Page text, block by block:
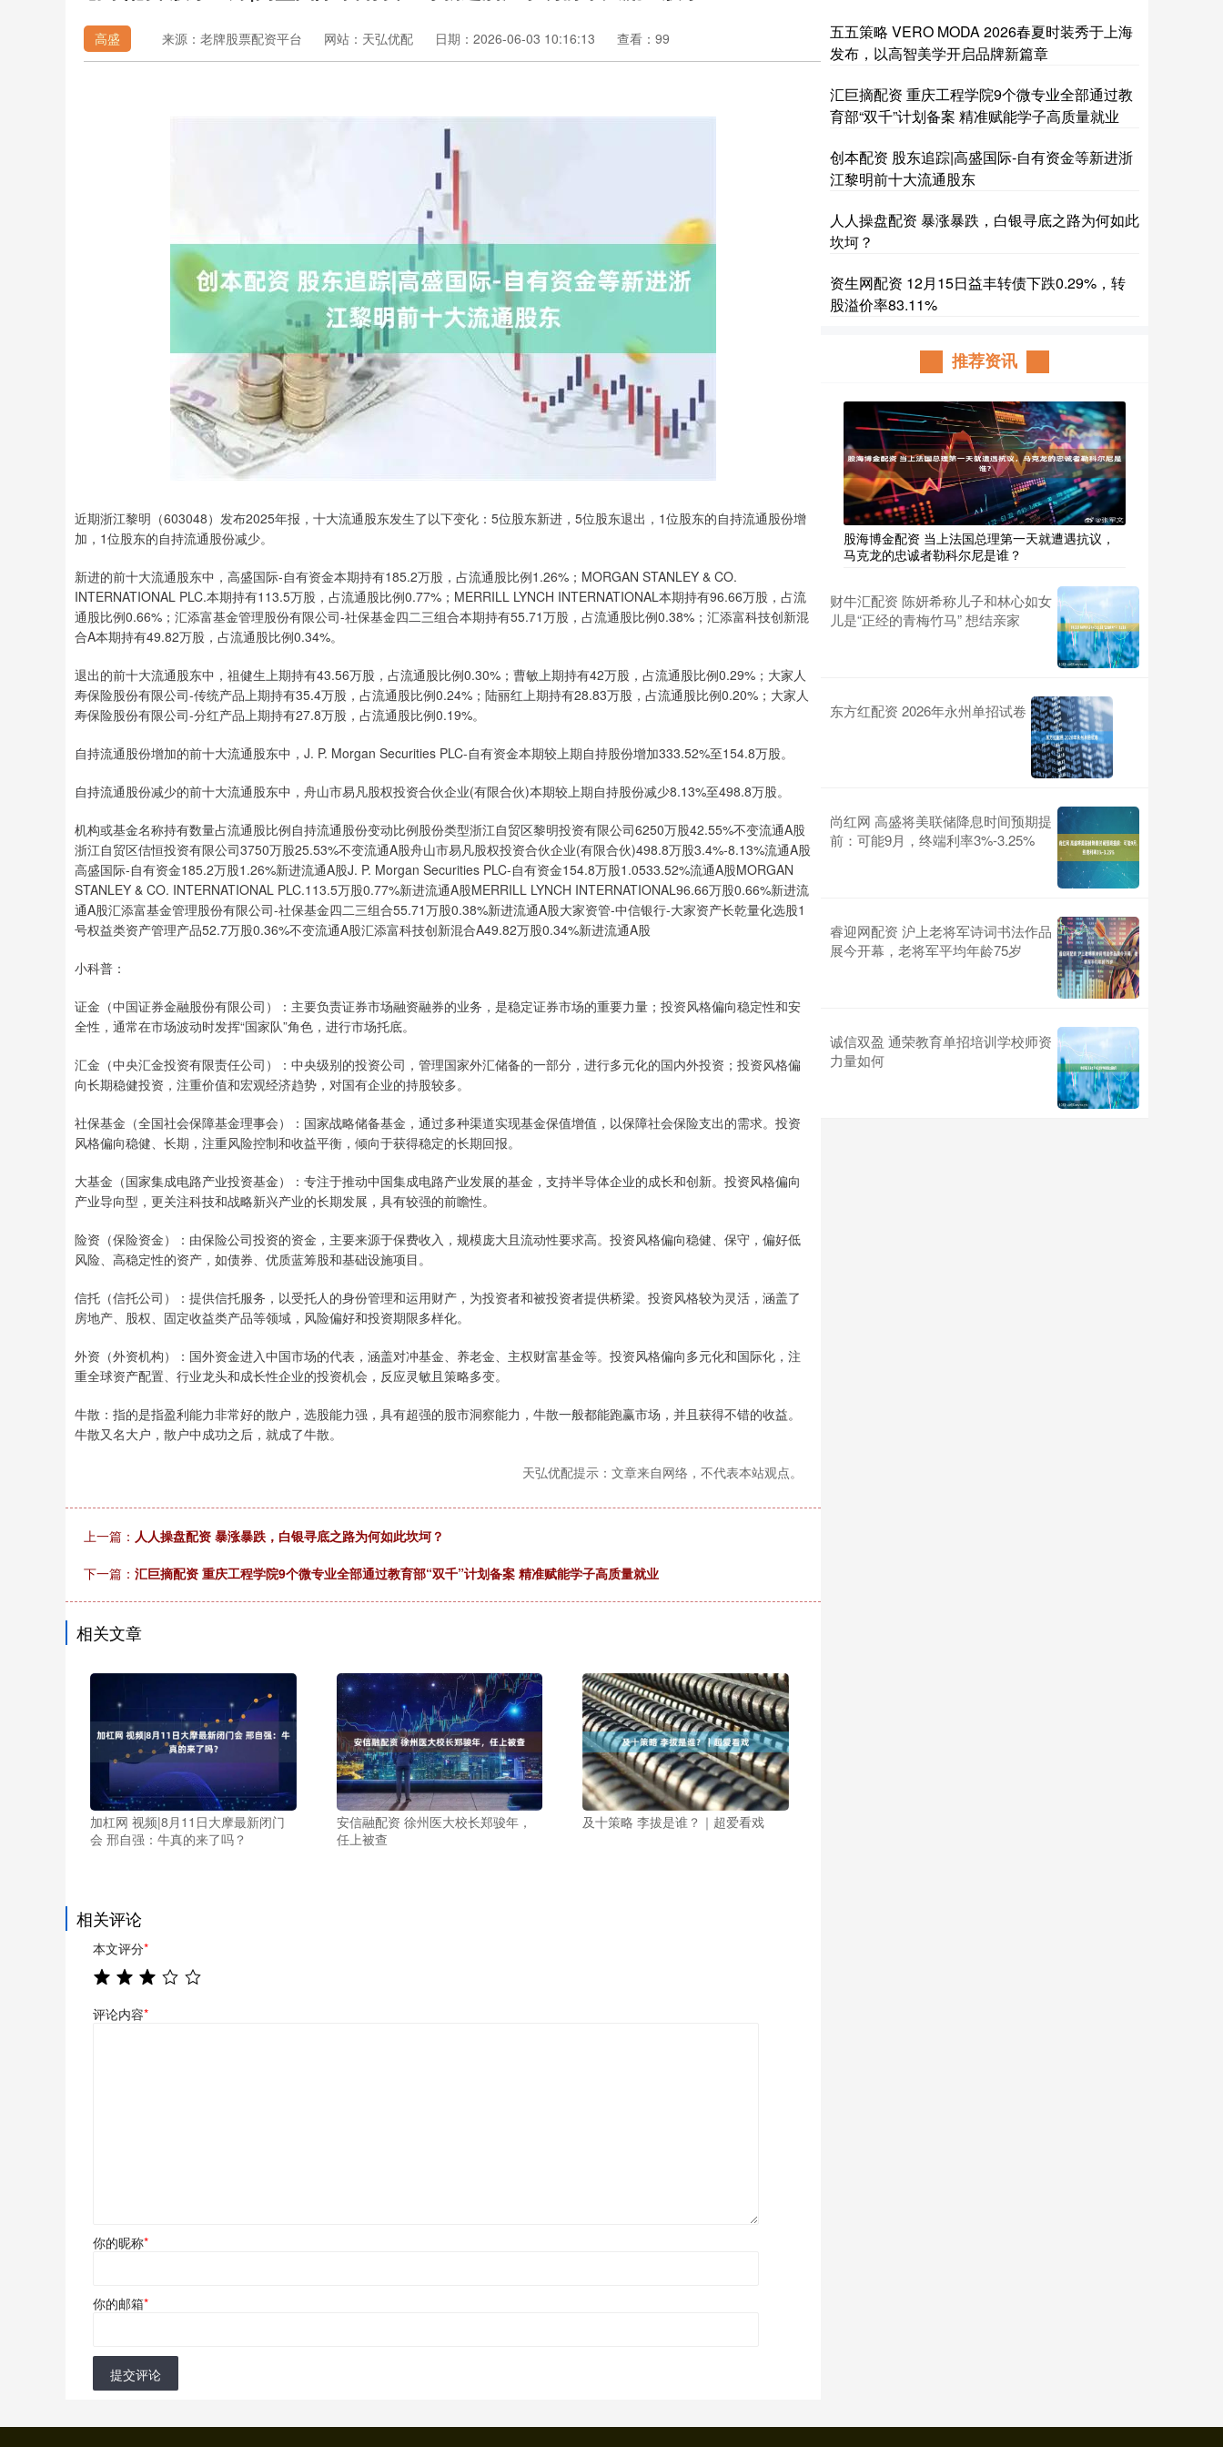
高盛 来源：老牌股票配资平台 网站：天弘优配 日期：2026-06-03 10:16:13 查看：99
近期浙江黎明（603048）发布2025年报，十大流通股东发生了以下变化：5位股东新进，5位股东退出，1位股东的自持流通股份增
加，1位股东的自持流通股份减少。
新进的前十大流通股东中，高盛国际-自有资金本期持有185.2万股，占流通股比例1.26%；MORGAN STANLEY & CO.
INTERNATIONAL PLC.本期持有113.5万股，占流通股比例0.77%；MERRILL LYNCH INTERNATIONAL本期持有96.66万股，占流
通股比例0.66%；汇添富基金管理股份有限公司-社保基金四二三组合本期持有55.71万股，占流通股比例0.38%；汇添富科技创新混
合A本期持有49.82万股，占流通股比例0.34%。
退出的前十大流通股东中，祖健生上期持有43.56万股，占流通股比例0.30%；曹敏上期持有42万股，占流通股比例0.29%；大家人
寿保险股份有限公司-传统产品上期持有35.4万股，占流通股比例0.24%；陆丽红上期持有28.83万股，占流通股比例0.20%；大家人
寿保险股份有限公司-分红产品上期持有27.8万股，占流通股比例0.19%。
自持流通股份增加的前十大流通股东中，J. P. Morgan Securities PLC-自有资金本期较上期自持股份增加333.52%至154.8万股。
自持流通股份减少的前十大流通股东中，舟山市易凡股权投资合伙企业(有限合伙)本期较上期自持股份减少8.13%至498.8万股。
机构或基金名称持有数量占流通股比例自持流通股份变动比例股份类型浙江自贸区黎明投资有限公司6250万股42.55%不变流通A股
浙江自贸区佶恒投资有限公司3750万股25.53%不变流通A股舟山市易凡股权投资合伙企业(有限合伙)498.8万股3.4%-8.13%流通A股
高盛国际-自有资金185.2万股1.26%新进流通A股J. P. Morgan Securities PLC-自有资金154.8万股1.0533.52%流通A股MORGAN
STANLEY & CO. INTERNATIONAL PLC.113.5万股0.77%新进流通A股MERRILL LYNCH INTERNATIONAL96.66万股0.66%新进流
通A股汇添富基金管理股份有限公司-社保基金四二三组合55.71万股0.38%新进流通A股大家资管-中信银行-大家资产长乾量化选股1
号权益类资产管理产品52.7万股0.36%不变流通A股汇添富科技创新混合A49.82万股0.34%新进流通A股
小科普：
证金（中国证券金融股份有限公司）：主要负责证券市场融资融券的业务，是稳定证券市场的重要力量；投资风格偏向稳定性和安
全性，通常在市场波动时发挥“国家队”角色，进行市场托底。
汇金（中央汇金投资有限责任公司）：中央级别的投资公司，管理国家外汇储备的一部分，进行多元化的国内外投资；投资风格偏
向长期稳健投资，注重价值和宏观经济趋势，对国有企业的持股较多。
社保基金（全国社会保障基金理事会）：国家战略储备基金，通过多种渠道实现基金保值增值，以保障社会保险支出的需求。投资
风格偏向稳健、长期，注重风险控制和收益平衡，倾向于获得稳定的长期回报。
大基金（国家集成电路产业投资基金）：专注于推动中国集成电路产业发展的基金，支持半导体企业的成长和创新。投资风格偏向
产业导向型，更关注科技和战略新兴产业的长期发展，具有较强的前瞻性。
险资（保险资金）：由保险公司投资的资金，主要来源于保费收入，规模庞大且流动性要求高。投资风格偏向稳健、保守，偏好低
风险、高稳定性的资产，如债券、优质蓝筹股和基础设施项目。
信托（信托公司）：提供信托服务，以受托人的身份管理和运用财产，为投资者和被投资者提供桥梁。投资风格较为灵活，涵盖了
房地产、股权、固定收益类产品等领域，风险偏好和投资期限多样化。
外资（外资机构）：国外资金进入中国市场的代表，涵盖对冲基金、养老金、主权财富基金等。投资风格偏向多元化和国际化，注
重全球资产配置、行业龙头和成长性企业的投资机会，反应灵敏且策略多变。
牛散：指的是指盈利能力非常好的散户，选股能力强，具有超强的股市洞察能力，牛散一般都能跑赢市场，并且获得不错的收益。
牛散又名大户，散户中成功之后，就成了牛散。
天弘优配提示：文章来自网络，不代表本站观点。
上一篇： 人人操盘配资 暴涨暴跌，白银寻底之路为何如此坎坷？
下一篇： 汇巨摘配资 重庆工程学院9个微专业全部通过教育部“双千”计划备案 精准赋能学子高质量就业
相关文章
加杠网 视频|8月11日大摩最新闭门
会 邢自强：牛真的来了吗？
安信融配资 徐州医大校长郑骏年，
任上被查
及十策略 李拔是谁？｜超爱看戏
相关评论
本文评分*
评论内容*
你的昵称*
你的邮箱*
提交评论
五五策略 VERO MODA 2026春夏时装秀于上海
发布，以高智美学开启品牌新篇章
汇巨摘配资 重庆工程学院9个微专业全部通过教
育部“双千”计划备案 精准赋能学子高质量就业
创本配资 股东追踪|高盛国际-自有资金等新进浙
江黎明前十大流通股东
人人操盘配资 暴涨暴跌，白银寻底之路为何如此
坎坷？
资生网配资 12月15日益丰转债下跌0.29%，转
股溢价率83.11%
推荐资讯
股海博金配资 当上法国总理第一天就遭遇抗议，
马克龙的忠诚者勒科尔尼是谁？
财牛汇配资 陈妍希称儿子和林心如女
儿是“正经的青梅竹马” 想结亲家
东方红配资 2026年永州单招试卷
尚红网 高盛将美联储降息时间预期提
前：可能9月，终端利率3%-3.25%
睿迎网配资 沪上老将军诗词书法作品
展今开幕，老将军平均年龄75岁
诚信双盈 通荣教育单招培训学校师资
力量如何